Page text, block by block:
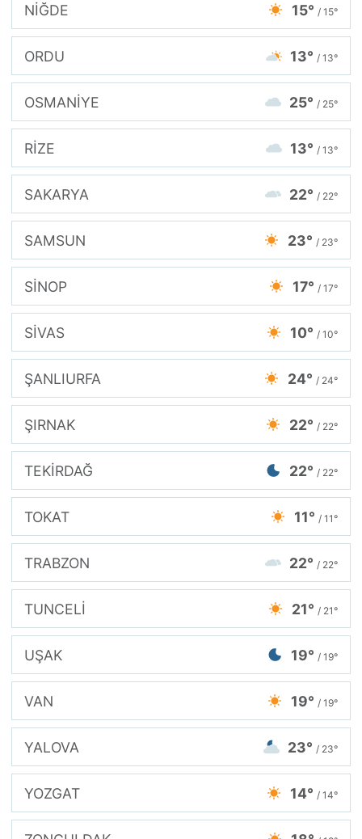
NİĞDE 15° / 15°
ORDU 13° / 13°
OSMANİYE 25° / 25°
RİZE 13° / 13°
SAKARYA 22° / 22°
SAMSUN 23° / 23°
SİNOP 17° / 17°
SİVAS 10° / 10°
ŞANLIURFA 24° / 24°
ŞIRNAK 22° / 22°
TEKİRDAĞ 22° / 22°
TOKAT 11° / 11°
TRABZON 22° / 22°
TUNCELİ 21° / 21°
UŞAK 19° / 19°
VAN 19° / 19°
YALOVA 23° / 23°
YOZGAT 14° / 14°